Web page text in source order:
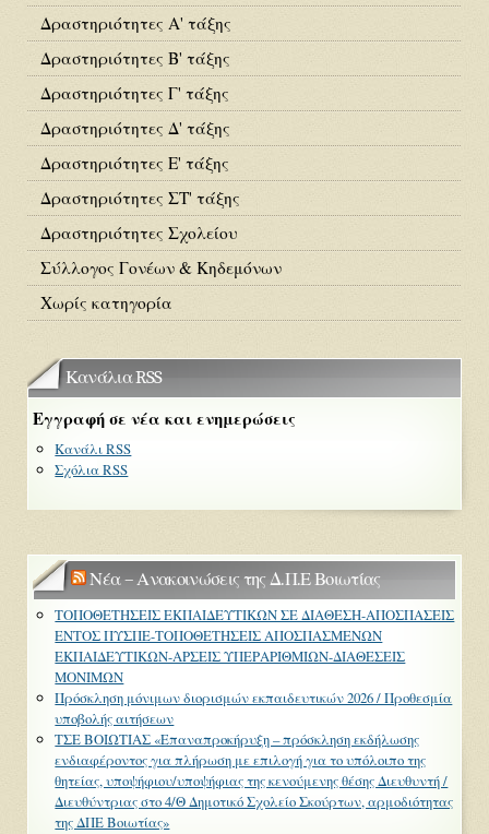
Δραστηριότητες Α' τάξης
Δραστηριότητες Β' τάξης
Δραστηριότητες Γ' τάξης
Δραστηριότητες Δ' τάξης
Δραστηριότητες Ε' τάξης
Δραστηριότητες ΣΤ' τάξης
Δραστηριότητες Σχολείου
Σύλλογος Γονέων & Κηδεμόνων
Χωρίς κατηγορία
Κανάλια RSS
Εγγραφή σε νέα και ενημερώσεις
Κανάλι RSS
Σχόλια RSS
Νέα – Ανακοινώσεις της Δ.Π.Ε Βοιωτίας
ΤΟΠΟΘΕΤΗΣΕΙΣ ΕΚΠΑΙΔΕΥΤΙΚΩΝ ΣΕ ΔΙΑΘΕΣΗ-ΑΠΟΣΠΑΣΕΙΣ
ΕΝΤΟΣ ΠΥΣΠΕ-ΤΟΠΟΘΕΤΗΣΕΙΣ ΑΠΟΣΠΑΣΜΕΝΩΝ
ΕΚΠΑΙΔΕΥΤΙΚΩΝ-ΑΡΣΕΙΣ ΥΠΕΡΑΡΙΘΜΙΩΝ-ΔΙΑΘΕΣΕΙΣ
ΜΟΝΙΜΩΝ
Πρόσκληση μόνιμων διορισμών εκπαιδευτικών 2026 / Προθεσμία
υποβολής αιτήσεων
ΤΣΕ ΒΟΙΩΤΙΑΣ «Επαναπροκήρυξη – πρόσκληση εκδήλωσης
ενδιαφέροντος για πλήρωση με επιλογή για το υπόλοιπο της
θητείας, υποψήφιου/υποψήφιας της κενούμενης θέσης Διευθυντή /
Διευθύντριας στο 4/Θ Δημοτικό Σχολείο Σκούρτων, αρμοδιότητας
της ΔΠΕ Βοιωτίας»